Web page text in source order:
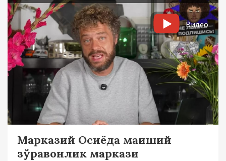
Видео
Марказий Осиёда маиший
зўравонлик маркази